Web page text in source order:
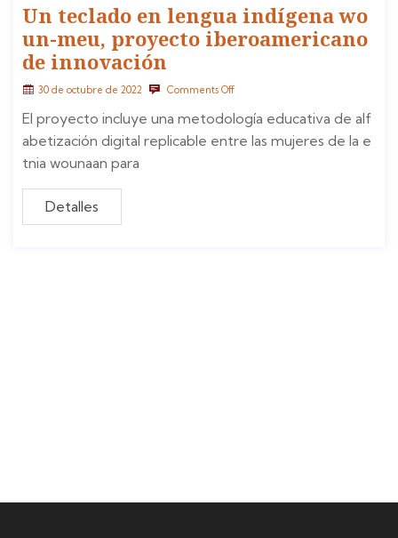
Un teclado en lengua indígena wo
un-meu, proyecto iberoamericano
de innovación
30 de octubre de 2022 Comments Off
El proyecto incluye una metodología educativa de alf
abetización digital replicable entre las mujeres de la e
tnia wounaan para
Detalles